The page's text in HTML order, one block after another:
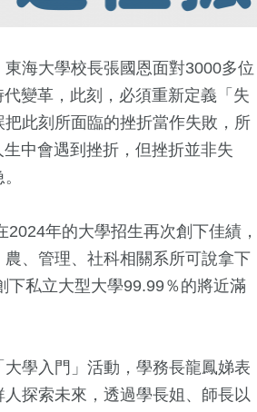
海大學校長張國恩面對3000多位
變革，此刻，必須重新定義「失
此刻所面臨的挫折當作失敗，所
中會遇到挫折，但挫折並非失
年的大學招生再次創下佳績，
、管理、社科相關系所可說拿下
私立大型大學99.99％的將近滿
學入門」活動，學務長龍鳳娣表
探索未來，透過學長姐、師長以
40+
兩岸道教文化交
流專區
36+
2024立委選戰
財經及消費 兩岸